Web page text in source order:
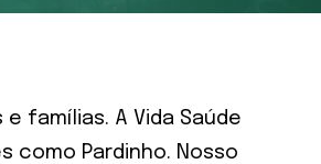
famílias. A Vida Saúde
como Pardinho. Nosso